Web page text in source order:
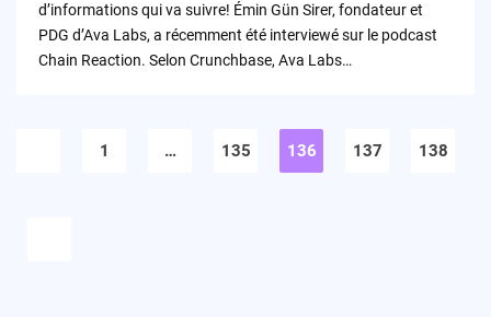
d’informations qui va suivre! Émin Gün Sirer, fondateur et
PDG d’Ava Labs, a récemment été interviewé sur le podcast
Chain Reaction. Selon Crunchbase, Ava Labs…
1 … 135 136 137 138